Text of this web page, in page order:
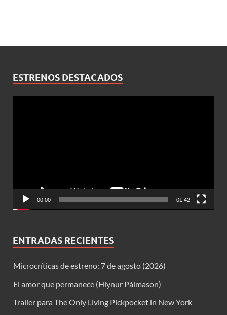
ESTRENOS DESTACADOS
00:00 01:42
ENTRADAS RECIENTES
Microcríticas de estreno: 7 de agosto (2026)
El amor que permanece (Hlynur Pálmason)
Trailer para The Only Living Pickpocket in New York